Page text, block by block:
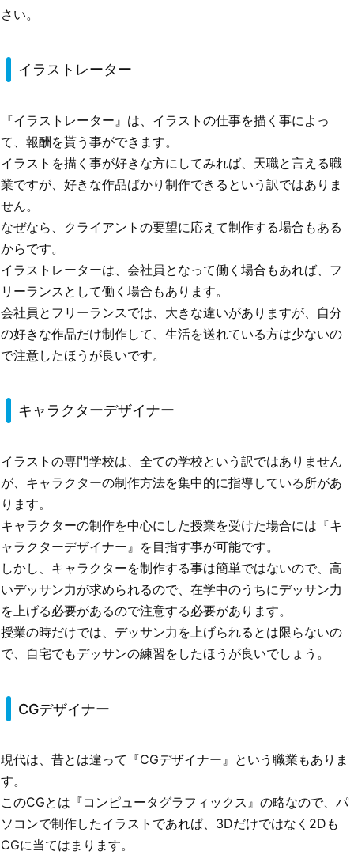
さい。
イラストレーター
『イラストレーター』は、イラストの仕事を描く事によっ
て、報酬を貰う事ができます。
イラストを描く事が好きな方にしてみれば、天職と言える職
業ですが、好きな作品ばかり制作できるという訳ではありま
せん。
なぜなら、クライアントの要望に応えて制作する場合もある
からです。
イラストレーターは、会社員となって働く場合もあれば、フ
リーランスとして働く場合もあります。
会社員とフリーランスでは、大きな違いがありますが、自分
の好きな作品だけ制作して、生活を送れている方は少ないの
で注意したほうが良いです。
キャラクターデザイナー
イラストの専門学校は、全ての学校という訳ではありません
が、キャラクターの制作方法を集中的に指導している所があ
ります。
キャラクターの制作を中心にした授業を受けた場合には『キ
ャラクターデザイナー』を目指す事が可能です。
しかし、キャラクターを制作する事は簡単ではないので、高
いデッサン力が求められるので、在学中のうちにデッサン力
を上げる必要があるので注意する必要があります。
授業の時だけでは、デッサン力を上げられるとは限らないの
で、自宅でもデッサンの練習をしたほうが良いでしょう。
CGデザイナー
現代は、昔とは違って『CGデザイナー』という職業もありま
す。
このCGとは『コンピュータグラフィックス』の略なので、パ
ソコンで制作したイラストであれば、3Dだけではなく2Dも
CGに当てはまります。